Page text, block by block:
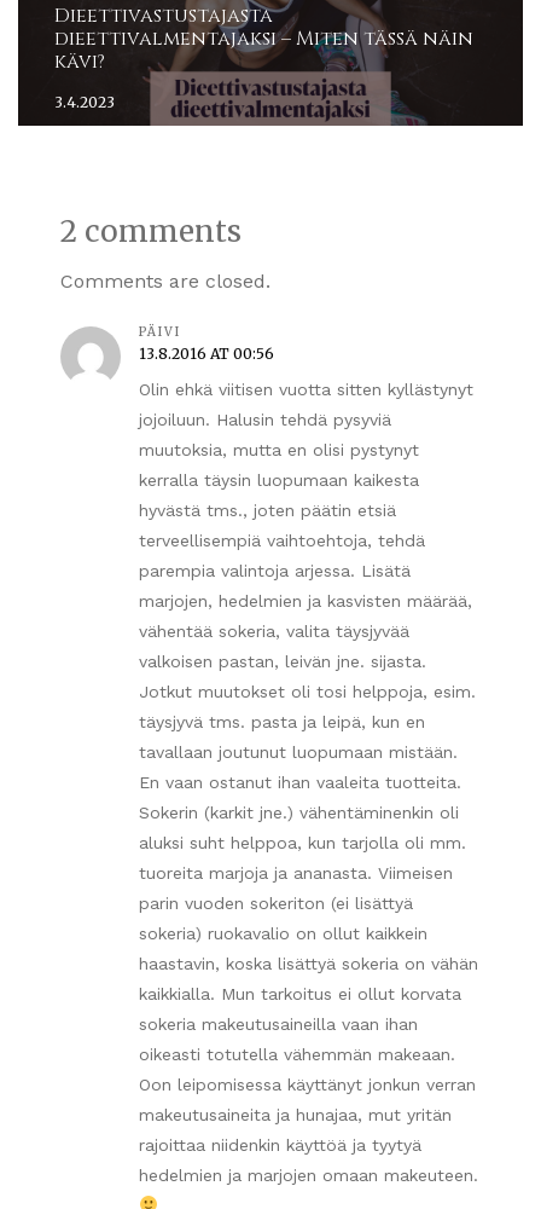
Dieettivastustajasta
dieettivalmentajaksi – Miten tässä näin
kävi?
3.4.2023
2 comments
Comments are closed.
PÄIVI
13.8.2016 AT 00:56
Olin ehkä viitisen vuotta sitten kyllästynyt
jojoiluun. Halusin tehdä pysyviä
muutoksia, mutta en olisi pystynyt
kerralla täysin luopumaan kaikesta
hyvästä tms., joten päätin etsiä
terveellisempiä vaihtoehtoja, tehdä
parempia valintoja arjessa. Lisätä
marjojen, hedelmien ja kasvisten määrää,
vähentää sokeria, valita täysjyvää
valkoisen pastan, leivän jne. sijasta.
Jotkut muutokset oli tosi helppoja, esim.
täysjyvä tms. pasta ja leipä, kun en
tavallaan joutunut luopumaan mistään.
En vaan ostanut ihan vaaleita tuotteita.
Sokerin (karkit jne.) vähentäminenkin oli
aluksi suht helppoa, kun tarjolla oli mm.
tuoreita marjoja ja ananasta. Viimeisen
parin vuoden sokeriton (ei lisättyä
sokeria) ruokavalio on ollut kaikkein
haastavin, koska lisättyä sokeria on vähän
kaikkialla. Mun tarkoitus ei ollut korvata
sokeria makeutusaineilla vaan ihan
oikeasti totutella vähemmän makeaan.
Oon leipomisessa käyttänyt jonkun verran
makeutusaineita ja hunajaa, mut yritän
rajoittaa niidenkin käyttöä ja tyytyä
hedelmien ja marjojen omaan makeuteen.